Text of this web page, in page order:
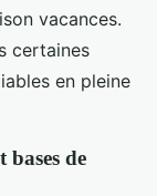
vacances.
certaines
en pleine
bases de